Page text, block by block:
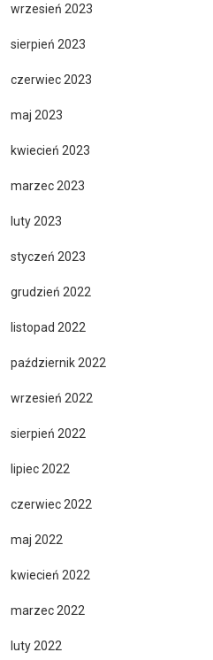
wrzesień 2023
sierpień 2023
czerwiec 2023
maj 2023
kwiecień 2023
marzec 2023
luty 2023
styczeń 2023
grudzień 2022
listopad 2022
październik 2022
wrzesień 2022
sierpień 2022
lipiec 2022
czerwiec 2022
maj 2022
kwiecień 2022
marzec 2022
luty 2022